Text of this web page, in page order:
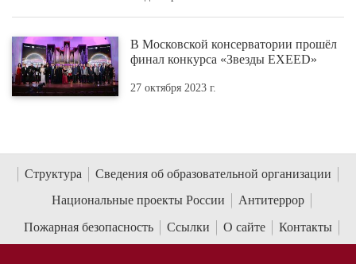
В Московской консерватории прошёл
финал конкурса «Звезды EXEED»
27 октября 2023 г.
Структура
Сведения об образовательной организации
Национальные проекты России
Антитеррор
Пожарная безопасность
Ссылки О сайте Контакты